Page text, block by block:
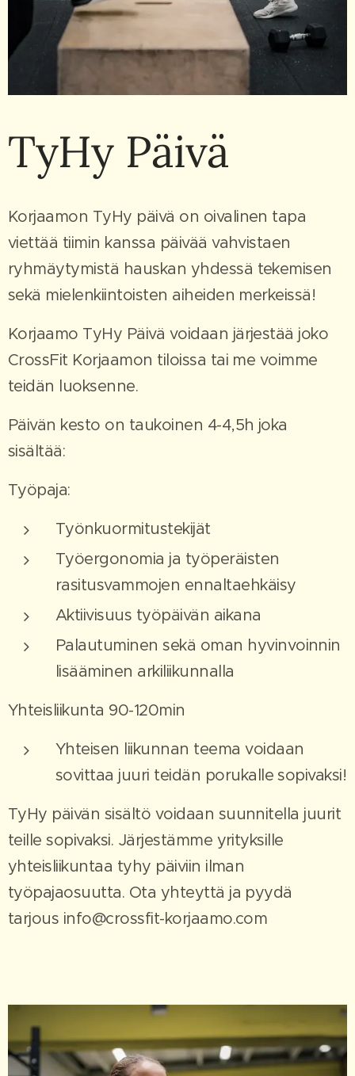
TyHy Päivä
Korjaamon TyHy päivä on oivalinen tapa
viettää tiimin kanssa päivää vahvistaen
ryhmäytymistä hauskan yhdessä tekemisen
sekä mielenkiintoisten aiheiden merkeissä!
Korjaamo TyHy Päivä voidaan järjestää joko
CrossFit Korjaamon tiloissa tai me voimme
teidän luoksenne.
Päivän kesto on taukoinen 4-4,5h joka
sisältää:
Työpaja:
Työnkuormitustekijät
Työergonomia ja työperäisten
rasitusvammojen ennaltaehkäisy
Aktiivisuus työpäivän aikana
Palautuminen sekä oman hyvinvoinnin
lisääminen arkiliikunnalla
Yhteisliikunta 90-120min
Yhteisen liikunnan teema voidaan
sovittaa juuri teidän porukalle sopivaksi!
TyHy päivän sisältö voidaan suunnitella juurit
teille sopivaksi. Järjestämme yrityksille
yhteisliikuntaa tyhy päiviin ilman
työpajaosuutta. Ota yhteyttä ja pyydä
tarjous info@crossfit-korjaamo.com